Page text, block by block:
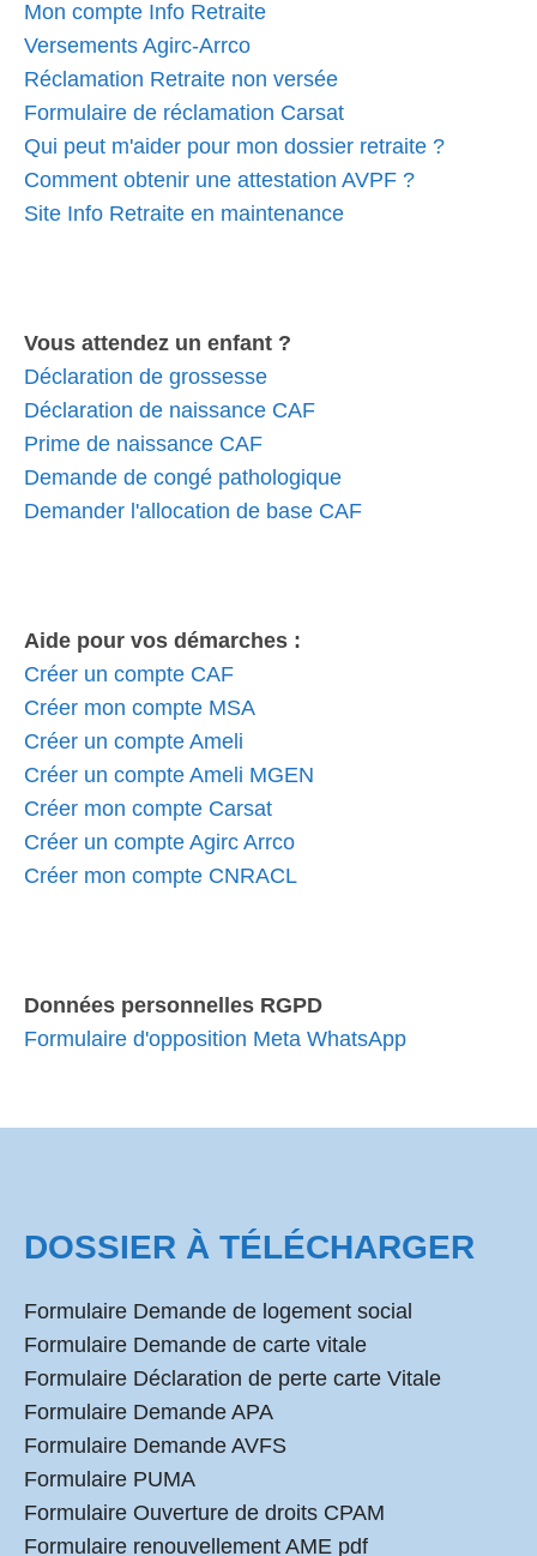
Mon compte Info Retraite
Versements Agirc-Arrco
Réclamation Retraite non versée
Formulaire de réclamation Carsat
Qui peut m'aider pour mon dossier retraite ?
Comment obtenir une attestation AVPF ?
Site Info Retraite en maintenance
Vous attendez un enfant ?
Déclaration de grossesse
Déclaration de naissance CAF
Prime de naissance CAF
Demande de congé pathologique
Demander l'allocation de base CAF
Aide pour vos démarches :
Créer un compte CAF
Créer mon compte MSA
Créer un compte Ameli
Créer un compte Ameli MGEN
Créer mon compte Carsat
Créer un compte Agirc Arrco
Créer mon compte CNRACL
Données personnelles RGPD
Formulaire d'opposition Meta WhatsApp
DOSSIER À TÉLÉCHARGER
Formulaire Demande de logement social
Formulaire Demande de carte vitale
Formulaire Déclaration de perte carte Vitale
Formulaire Demande APA
Formulaire Demande AVFS
Formulaire PUMA
Formulaire Ouverture de droits CPAM
Formulaire renouvellement AME pdf